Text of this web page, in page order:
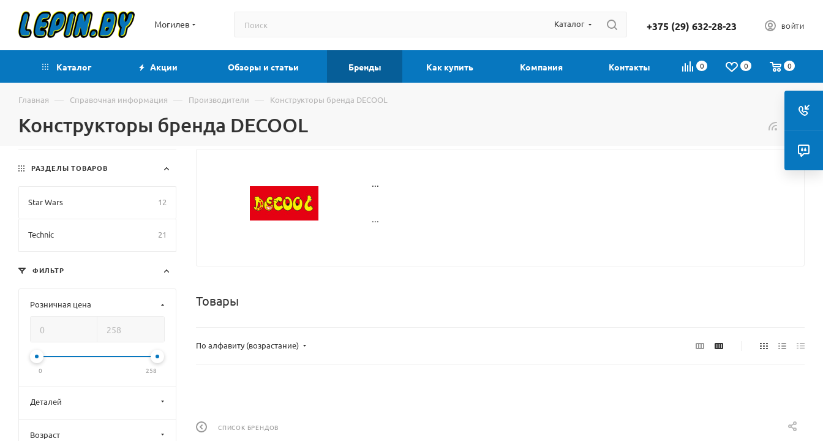
Могилев Каталог +375 (29) 632-28-23 ВОЙТИ
0 0 0
Каталог Акции Обзоры и статьи Бренды Как купить Компания Контакты
Главная — Справочная информация — Производители — Конструкторы бренда DECOOL
Конструкторы бренда DECOOL
...
...
Товары
По алфавиту (возрастание)
СПИСОК БРЕНДОВ
РАЗДЕЛЫ ТОВАРОВ
Star Wars 12
Technic 21
ФИЛЬТР
Розничная цена
0 258
Деталей
Возраст